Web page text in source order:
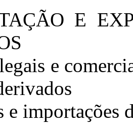
E
e
e importações